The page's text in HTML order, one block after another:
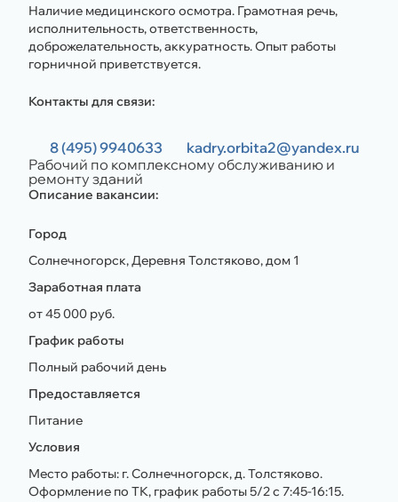
Наличие медицинского осмотра. Грамотная речь,
исполнительность, ответственность,
доброжелательность, аккуратность. Опыт работы
горничной приветствуется.
Контакты для связи:
8 (495) 9940633
kadry.orbita2@yandex.ru
Рабочий по комплексному обслуживанию и
ремонту зданий
Описание вакансии:
Город
Солнечногорск, Деревня Толстяково, дом 1
Заработная плата
от 45 000 руб.
График работы
Полный рабочий день
Предоставляется
Питание
Условия
Место работы: г. Солнечногорск, д. Толстяково.
Оформление по ТК, график работы 5/2 с 7:45-16:15.